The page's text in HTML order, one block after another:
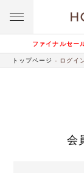
ファイナルセー
トップページ ログイ
会